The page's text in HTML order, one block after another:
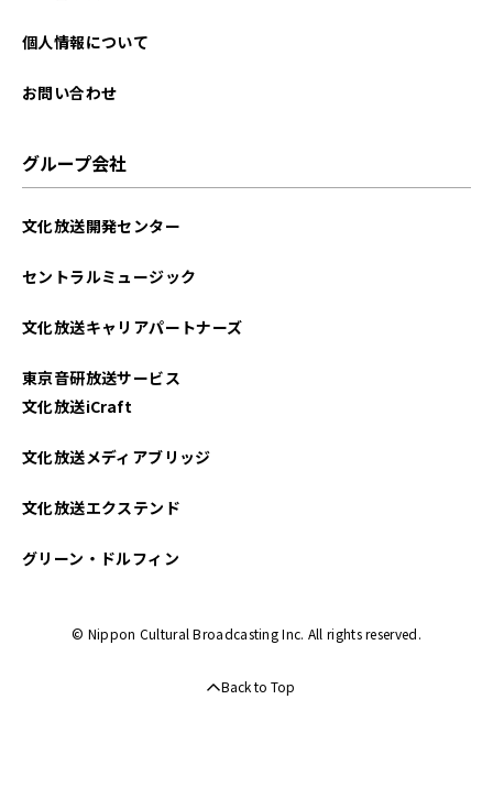
個人情報について
お問い合わせ
グループ会社
文化放送開発センター
セントラルミュージック
文化放送キャリアパートナーズ
東京音研放送サービス
文化放送iCraft
文化放送メディアブリッジ
文化放送エクステンド
グリーン・ドルフィン
© Nippon Cultural Broadcasting Inc. All rights reserved.
Back to Top